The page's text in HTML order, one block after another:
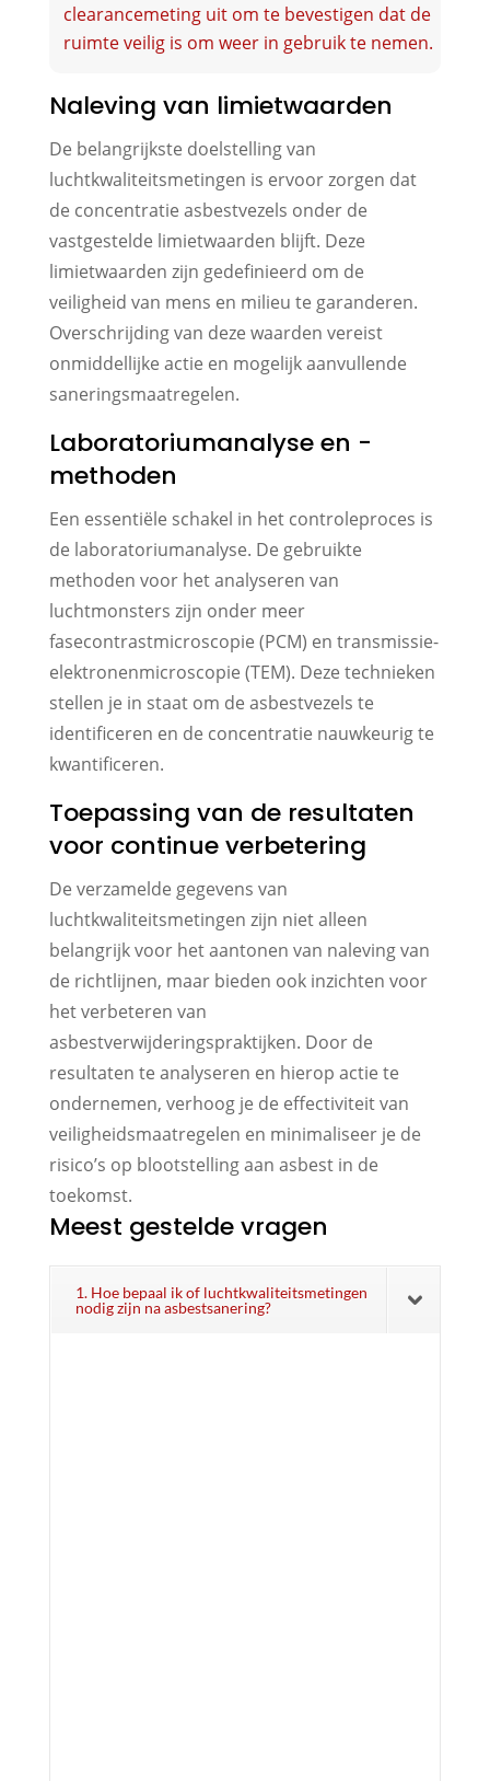
clearancemeting uit om te bevestigen dat de
ruimte veilig is om weer in gebruik te nemen.
Naleving van limietwaarden
De belangrijkste doelstelling van
luchtkwaliteitsmetingen is ervoor zorgen dat
de concentratie asbestvezels onder de
vastgestelde limietwaarden blijft. Deze
limietwaarden zijn gedefinieerd om de
veiligheid van mens en milieu te garanderen.
Overschrijding van deze waarden vereist
onmiddellijke actie en mogelijk aanvullende
saneringsmaatregelen.
Laboratoriumanalyse en -
methoden
Een essentiële schakel in het controleproces is
de laboratoriumanalyse. De gebruikte
methoden voor het analyseren van
luchtmonsters zijn onder meer
fasecontrastmicroscopie (PCM) en transmissie-
elektronenmicroscopie (TEM). Deze technieken
stellen je in staat om de asbestvezels te
identificeren en de concentratie nauwkeurig te
kwantificeren.
Toepassing van de resultaten
voor continue verbetering
De verzamelde gegevens van
luchtkwaliteitsmetingen zijn niet alleen
belangrijk voor het aantonen van naleving van
de richtlijnen, maar bieden ook inzichten voor
het verbeteren van
asbestverwijderingspraktijken. Door de
resultaten te analyseren en hierop actie te
ondernemen, verhoog je de effectiviteit van
veiligheidsmaatregelen en minimaliseer je de
risico’s op blootstelling aan asbest in de
toekomst.
Meest gestelde vragen
1. Hoe bepaal ik of luchtkwaliteitsmetingen
nodig zijn na asbestsanering?